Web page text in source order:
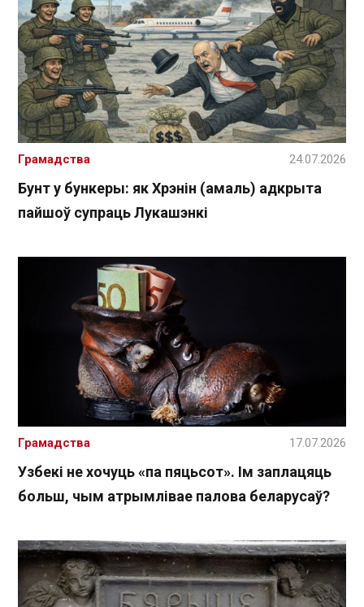
Бунт у бункеры: як Хрэнін (амаль) адкрыта
пайшоў супраць Лукашэнкі
Грамадства 24.07.2026
Узбекі не хочуць «па пяцьсот». Ім заплацяць
больш, чым атрымлівае палова беларусаў?
Грамадства 17.07.2026